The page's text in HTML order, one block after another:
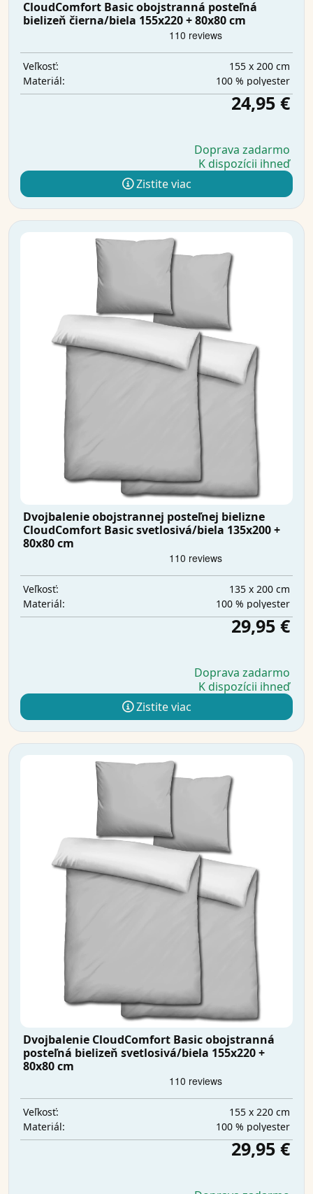
CloudComfort Basic obojstranná posteľná
bielizeň čierna/biela 155x220 + 80x80 cm
Veľkosť:
155 x 200 cm
Materiál:
100 % polyester
24,95 €
Doprava zadarmo
K dispozícii ihneď
Zistite viac
Dvojbalenie obojstrannej posteľnej bielizne
CloudComfort Basic svetlosivá/biela 135x200 +
80x80 cm
Veľkosť:
135 x 200 cm
Materiál:
100 % polyester
29,95 €
Doprava zadarmo
K dispozícii ihneď
Zistite viac
Dvojbalenie CloudComfort Basic obojstranná
posteľná bielizeň svetlosivá/biela 155x220 +
80x80 cm
Veľkosť:
155 x 220 cm
Materiál:
100 % polyester
29,95 €